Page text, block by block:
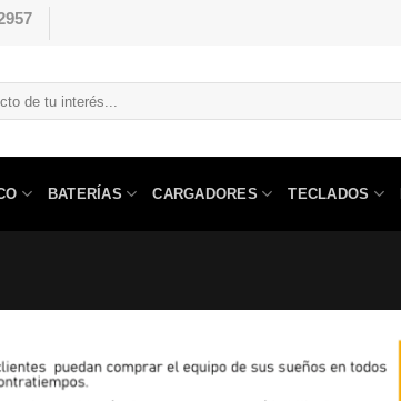
BATERÍAS CARGADORES TECLADOS